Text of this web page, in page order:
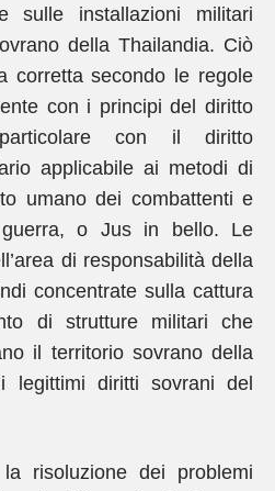
sulle installazioni militari
della Thailandia. Ciò
corretta secondo le regole
con i principi del diritto
con il diritto
applicabile ai metodi di
umano dei combattenti e
o Jus in bello. Le
di responsabilità della
concentrate sulla cattura
di strutture militari che
il territorio sovrano della
legittimi diritti sovrani del
risoluzione dei problemi